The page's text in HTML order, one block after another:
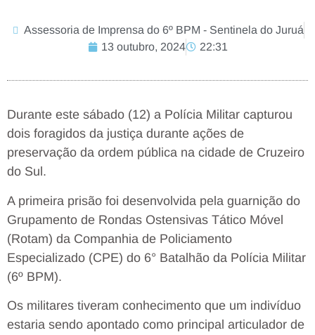
Assessoria de Imprensa do 6º BPM - Sentinela do Juruá
13 outubro, 2024
22:31
Durante este sábado (12) a Polícia Militar capturou
dois foragidos da justiça durante ações de
preservação da ordem pública na cidade de Cruzeiro
do Sul.
A primeira prisão foi desenvolvida pela guarnição do
Grupamento de Rondas Ostensivas Tático Móvel
(Rotam) da Companhia de Policiamento
Especializado (CPE) do 6° Batalhão da Polícia Militar
(6º BPM).
Os militares tiveram conhecimento que um indivíduo
estaria sendo apontado como principal articulador de